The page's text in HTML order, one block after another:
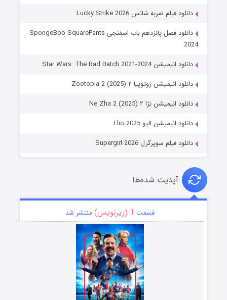
دانلود فیلم ضربه شانس Lucky Strike 2026
دانلود فصل پانزدهم باب اسفنجی SpongeBob SquarePants
2024
دانلود انیمیشن Star Wars: The Bad Batch 2021-2024
دانلود انیمیشن زوتوپیا ۲ Zootopia 2 (2025)
دانلود انیمیشن نژا ۲ Ne Zha 2 (2025)
دانلود انیمیشن الیو Elio 2025
دانلود فیلم سوپرگرل Supergirl 2026
آپدیت شده‌ها
قسمت 1 (زیرنویس) منتشر شد